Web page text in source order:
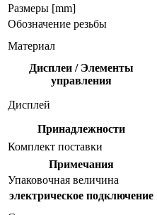
Размеры [mm]
Обозначение резьбы
Материал
Дисплеи / Элементы
управления
Дисплей
Принадлежности
Комплект поставки
Примечания
Упаковочная величина
электрическое подключение